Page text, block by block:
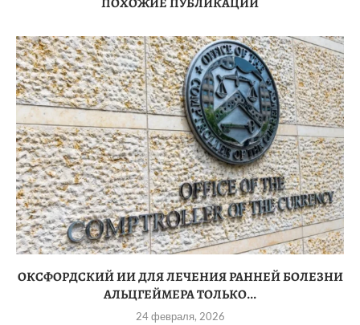
ПОХОЖИЕ ПУБЛИКАЦИИ
ОКСФОРДСКИЙ ИИ ДЛЯ ЛЕЧЕНИЯ РАННЕЙ БОЛЕЗНИ
АЛЬЦГЕЙМЕРА ТОЛЬКО...
24 февраля, 2026